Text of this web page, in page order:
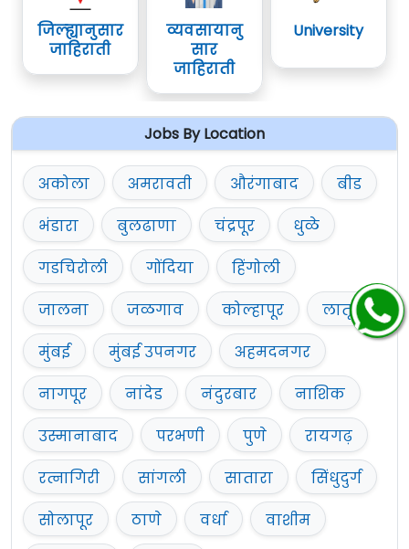
जिल्ह्यानुसार
जाहिराती
व्यवसायानु
सार
जाहिराती
University
Jobs By Location
अकोला अमरावती औरंगाबाद
बीड
भंडारा
बुलढाणा चंद्रपूर
धुळे
गडचिरोली
गोंदिया
हिंगोली
जालना
जळगाव कोल्हापूर
लातूर
मुंबई
मुंबई उपनगर
अहमदनगर
नागपूर
नांदेड नंदुरबार
नाशिक
उस्मानाबाद
परभणी पुणे
रायगढ़
रत्नागिरी
सांगली सातारा
सिंधुदुर्ग
सोलापूर
ठाणे वर्धा
वाशीम